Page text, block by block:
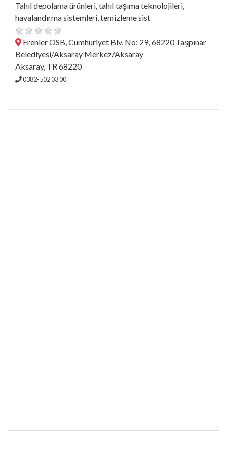
Tahıl depolama ürünleri, tahıl taşıma teknolojileri,
havalandırma sistemleri, temizleme sist
Erenler OSB, Cumhuriyet Blv. No: 29, 68220 Taşpınar
Belediyesi/Aksaray Merkez/Aksaray
Aksaray, TR 68220
0382-502 03 00